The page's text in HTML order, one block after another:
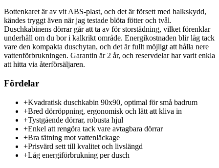
Bottenkaret är av vit ABS-plast, och det är försett med halkskydd,
kändes tryggt även när jag testade blöta fötter och tvål.
Duschkabinens dörrar går att ta av för storstädning, vilket förenklar
underhåll om du bor i kalkrikt område. Energikostnaden blir låg tack
vare den kompakta duschytan, och det är fullt möjligt att hålla nere
vattenförbrukningen. Garantin är 2 år, och reservdelar har varit enkla
att hitta via återförsäljaren.
Fördelar
+Kvadratisk duschkabin 90x90, optimal för små badrum
+Bred dörröppning, ergonomisk och lätt att kliva in
+Tystgående dörrar, robusta hjul
+Enkel att rengöra tack vare avtagbara dörrar
+Bra tätning mot vattenläckage
+Prisvärd sett till kvalitet och livslängd
+Låg energiförbrukning per dusch